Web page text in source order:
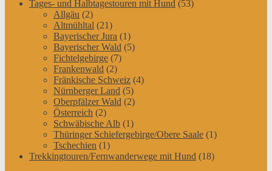
Tages- und Halbtagestouren mit Hund (53)
Allgäu (2)
Altmühltal (21)
Bayerischer Jura (1)
Bayerischer Wald (5)
Fichtelgebirge (7)
Frankenwald (2)
Fränkische Schweiz (4)
Nürnberger Land (5)
Oberpfälzer Wald (2)
Österreich (2)
Schwäbische Alb (1)
Thüringer Schiefergebirge/Obere Saale (1)
Tschechien (1)
Trekkingtouren/Fernwanderwege mit Hund (18)